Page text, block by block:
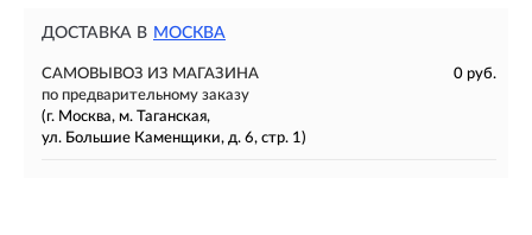
ДОСТАВКА В МОСКВА
САМОВЫВОЗ ИЗ МАГАЗИНА
0 руб.
по предварительному заказу
(г. Москва, м. Таганская,
ул. Большие Каменщики, д. 6, стр. 1)